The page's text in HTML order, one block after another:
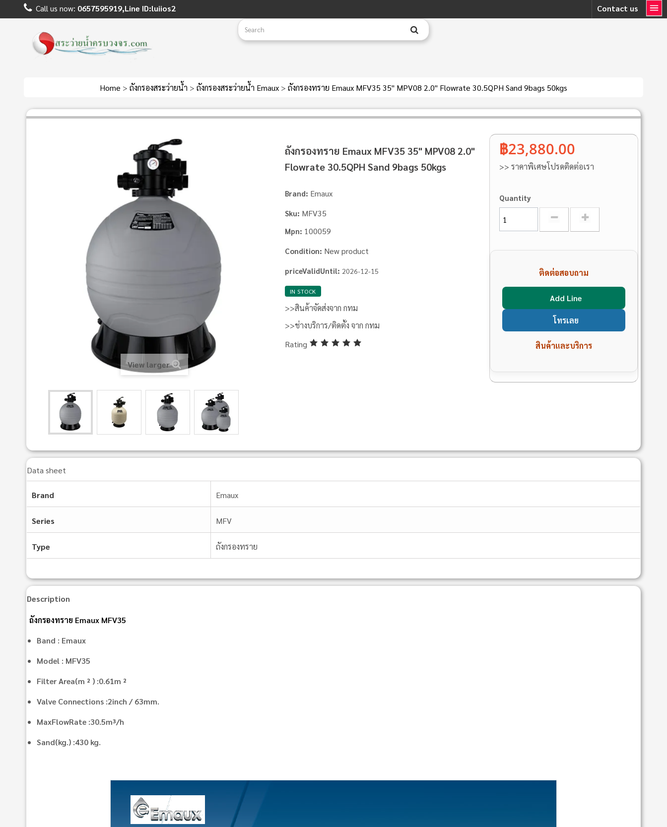
Contact us
Call us now: 0657595919,Line ID:luiios2
Home > ถังกรองสระว่ายน้ำ > ถังกรองสระว่ายน้ำ Emaux > ถังกรองทราย Emaux MFV35 35" MPV08 2.0" Flowrate 30.5QPH Sand 9bags 50kgs
View larger
ถังกรองทราย Emaux MFV35 35" MPV08 2.0"
Flowrate 30.5QPH Sand 9bags 50kgs
Brand: Emaux
Sku: MFV35
Mpn: 100059
Condition: New product
priceValidUntil: 2026-12-15
IN STOCK
>>สินค้าจัดส่งจาก กทม
>>ช่างบริการ/ติดตั้ง จาก กทม
Rating
฿23,880.00
>> ราคาพิเศษโปรดติดต่อเรา
Quantity
ติดต่อสอบถาม
Add Line
โทรเลย
สินค้าและบริการ
Data sheet
Brand Emaux
Series MFV
Type ถังกรองทราย
Description
ถังกรองทราย Emaux MFV35
Band : Emaux
Model : MFV35
Filter Area(m ² ) :0.61m ²
Valve Connections :2inch / 63mm.
MaxFlowRate :30.5m³/h
Sand(kg.) :430 kg.